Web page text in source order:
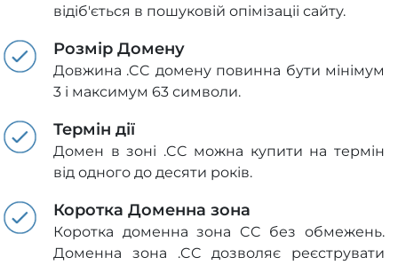
відіб'ється в пошуковій опімізаціі сайту.
Розмір Домену
Довжина .CC домену повинна бути мінімум
3 і максимум 63 символи.
Термін дії
Домен в зоні .CC можна купити на термін
від одного до десяти років.
Коротка Доменна зона
Коротка доменна зона CC без обмежень.
Доменна зона .CC дозволяє реєструвати